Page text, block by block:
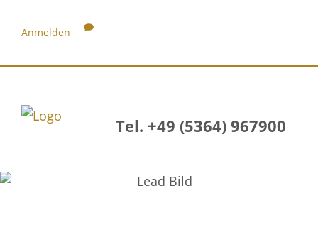
Anmelden
Tel. +49 (5364) 967900